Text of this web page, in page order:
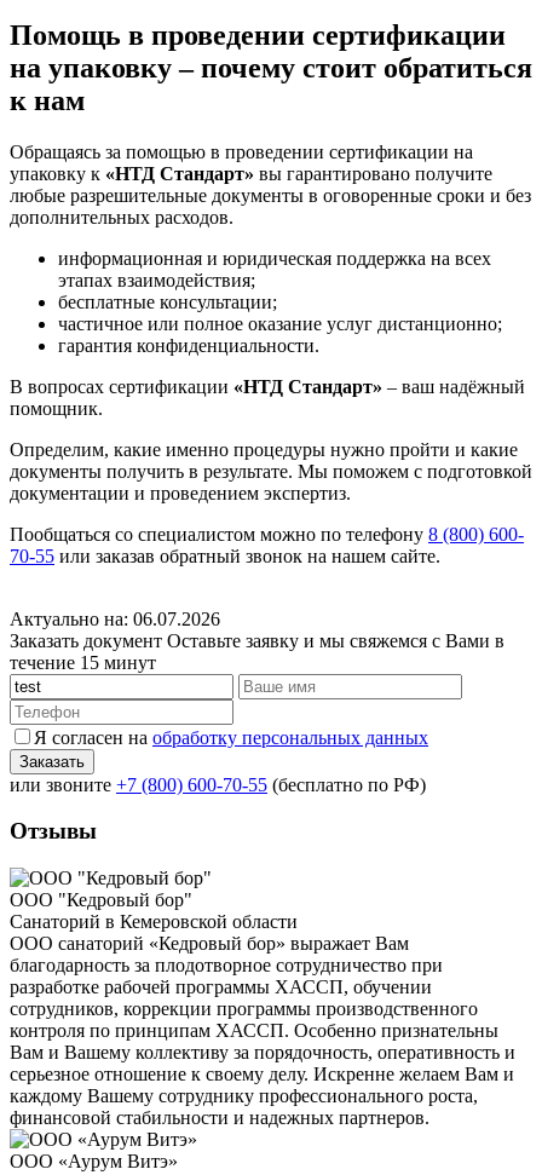
Помощь в проведении сертификации
на упаковку – почему стоит обратиться
к нам
Обращаясь за помощью в проведении сертификации на
упаковку к «НТД Стандарт» вы гарантировано получите
любые разрешительные документы в оговоренные сроки и без
дополнительных расходов.
информационная и юридическая поддержка на всех
этапах взаимодействия;
бесплатные консультации;
частичное или полное оказание услуг дистанционно;
гарантия конфиденциальности.
В вопросах сертификации «НТД Стандарт» – ваш надёжный
помощник.
Определим, какие именно процедуры нужно пройти и какие
документы получить в результате. Мы поможем с подготовкой
документации и проведением экспертиз.
Пообщаться со специалистом можно по телефону 8 (800) 600-
70-55 или заказав обратный звонок на нашем сайте.
Актуально на: 06.07.2026
Заказать документ Оставьте заявку и мы свяжемся с Вами в
течение 15 минут
Я согласен на обработку персональных данных
или звоните +7 (800) 600-70-55 (бесплатно по РФ)
Отзывы
ООО "Кедровый бор"
Санаторий в Кемеровской области
ООО санаторий «Кедровый бор» выражает Вам
благодарность за плодотворное сотрудничество при
разработке рабочей программы ХАССП, обучении
сотрудников, коррекции программы производственного
контроля по принципам ХАССП. Особенно признательны
Вам и Вашему коллективу за порядочность, оперативность и
серьезное отношение к своему делу. Искренне желаем Вам и
каждому Вашему сотруднику профессионального роста,
финансовой стабильности и надежных партнеров.
ООО «Аурум Витэ»